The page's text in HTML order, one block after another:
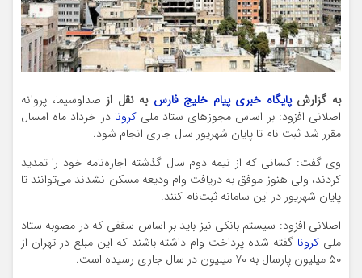
به گزارشپایگاه خبری پیام خلیج فارس به نقل از صداوسیما، پروانه
اصلانی افزود: بر اساس مجوزهای ستاد ملی کرونا در خرداد ماه امسال
مقرر شد ثبت نام تا پایان شهریور سال جاری انجام شود.
وی گفت: کسانی که از نیمه دوم سال گذشته اجاره‌نامه خود را تمدید
کردند، ولی هنوز موفق به دریافت وام ودیعه مسکن نشدند می‌توانند تا
پایان شهریور در این سامانه ثبت‌نام کنند.
اصلانی افزود: سیستم بانکی نیز باید بر اساس سقفی که در مصوبه ستاد
ملی کرونا گفته شده پرداخت وام داشته باشند که این مبلغ در تهران از
۵۰ میلیون پارسال به ۷۰ میلیون در سال جاری رسیده است.